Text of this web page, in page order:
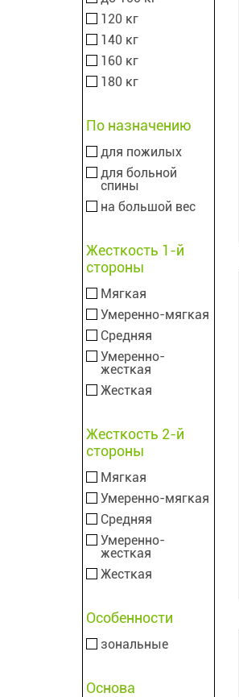
120 кг
140 кг
160 кг
180 кг
По назначению
для пожилых
для больной
спины
на большой вес
Жесткость 1-й
стороны
Мягкая
Умеренно-мягкая
Средняя
Умеренно-
жесткая
Жесткая
Жесткость 2-й
стороны
Мягкая
Умеренно-мягкая
Средняя
Умеренно-
жесткая
Жесткая
Особенности
зональные
Основа